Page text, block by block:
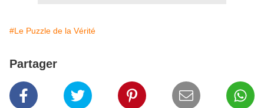
#Le Puzzle de la Vérité
Partager